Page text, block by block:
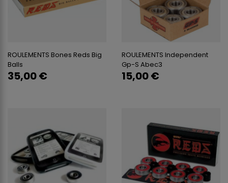
ROULEMENTS Bones Reds Big
Balls
35,00 €
ROULEMENTS Independent
Gp-S Abec3
15,00 €